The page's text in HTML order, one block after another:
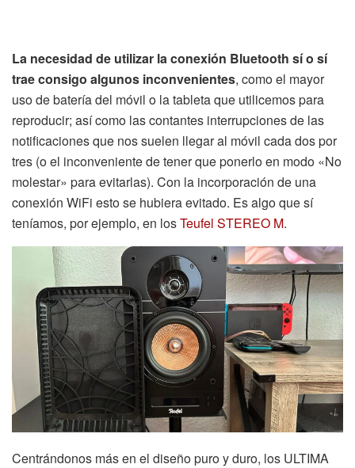
La necesidad de utilizar la conexión Bluetooth sí o sí
trae consigo algunos inconvenientes, como el mayor
uso de batería del móvil o la tableta que utilicemos para
reproducir; así como las contantes interrupciones de las
notificaciones que nos suelen llegar al móvil cada dos por
tres (o el inconveniente de tener que ponerlo en modo «No
molestar» para evitarlas). Con la incorporación de una
conexión WiFi esto se hubiera evitado. Es algo que sí
teníamos, por ejemplo, en losTeufel STEREO M.
Centrándonos más en el diseño puro y duro, los ULTIMA